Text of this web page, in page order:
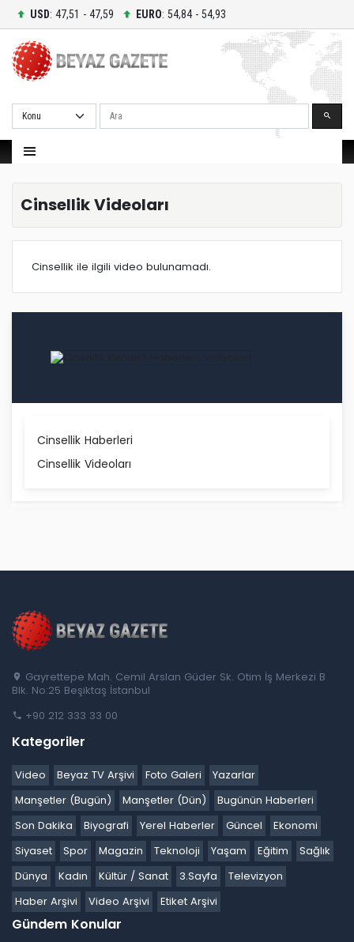
USD: 47,51 - 47,59 EURO: 54,84 - 54,93
Ara
Cinsellik Videoları
Cinsellik ile ilgili video bulunamadı.
Cinsellik Haberleri
Cinsellik Videoları
Gayrettepe Mah. Cemil Arslan Güder Sk. Otim İş Merkezi B
Blk. No:25 Beşiktaş İstanbul
+90 212 333 33 00
Kategoriler
Video Beyaz TV Arşivi Foto Galeri
Yazarlar
Manşetler (Bugün)
Manşetler (Dün)
Bugünün Haberleri
Son Dakika
Biyografi Yerel Haberler Güncel
Ekonomi
Siyaset
Spor Magazin Teknoloji Yaşam Eğitim
Sağlık
Dünya
Kadın Kültür / Sanat 3.Sayfa
Televizyon
Haber Arşivi
Video Arşivi Etiket Arşivi
Gündem Konular